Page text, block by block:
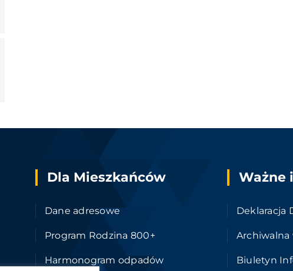
Dla Mieszkańców
Dane adresowe
Program Rodzina 800+
Harmonogram odpadów
Ważne
Deklaracja
Archiwalna
Biuletyn